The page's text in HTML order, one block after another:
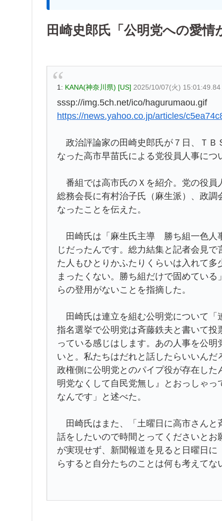
田崎史郎氏「公明党への愛
1: KANA(神奈川県) [US] 2025/10/07(火)
sssp://img.5ch.net/ico/hagurumaou.gif
https://news.yahoo.co.jp/articles/
政治評論家の田崎史郎氏が７日、ＴＢ
なった高市早苗氏による党役員人事につ
番組では高市氏のＸを紹介。党の役員
総務会長に有村治子氏（麻生派）、政
なったことを伝えた。
田崎氏は「麻生氏主導 勝ち組一色人
じだったんです。総力結集と記者会見
た人もひとりかふたりくらいは入れて
まったくない。勝ち組だけで固めてい
らの登用がないことを指摘した。
田崎氏は連立を組む公明党について「
指名選挙で公明党は斉藤鉄夫と書いて
っている感じはします。あの人事を公
いと。私たちはだれと話したらいいん
政権側に公明党とのパイプ役が存在し
明党なくして自民党無し』とおっしゃ
なんです」と述べた。
田崎氏はまた、「土曜日に高市さんと
話をしたいので時間とってくださいと
が実現せず、新聞報道を見ると日曜日
らすると自分たちのことは何も考えて